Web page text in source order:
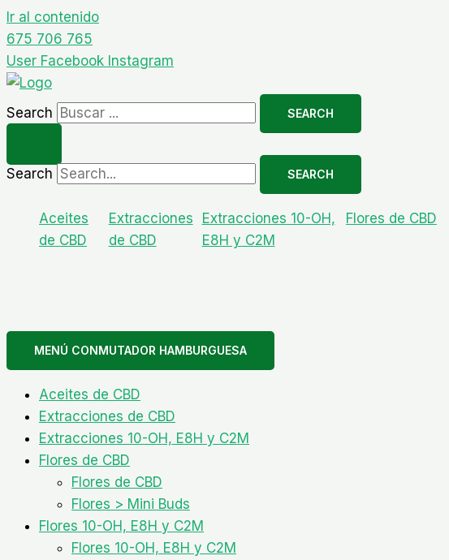
Ir al contenido
675 706 765
User Facebook Instagram
Search SEARCH
Search SEARCH
Aceites
de CBD
Extracciones
de CBD
Extracciones 10-OH,
E8H y C2M
Flores de CBD
MENÚ CONMUTADOR HAMBURGUESA
Aceites de CBD
Extracciones de CBD
Extracciones 10-OH, E8H y C2M
Flores de CBD
Flores de CBD
Flores > Mini Buds
Flores 10-OH, E8H y C2M
Flores 10-OH, E8H y C2M